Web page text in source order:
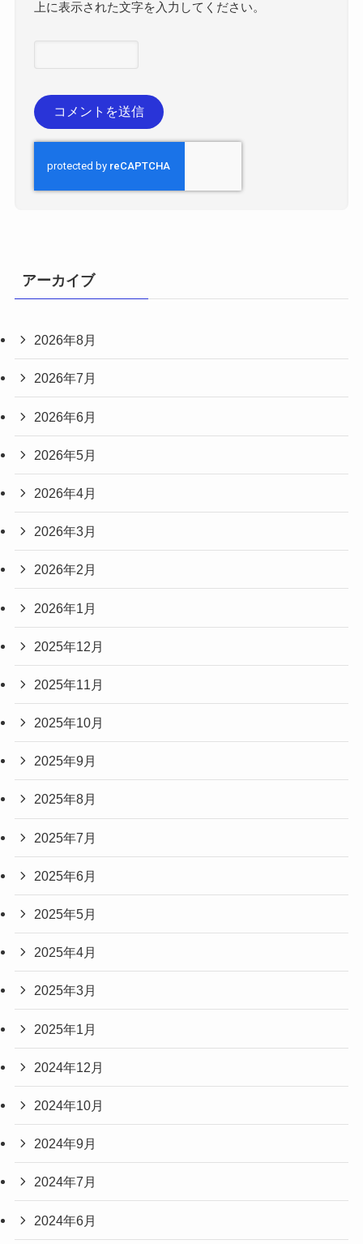
上に表示された文字を入力してください。
アーカイブ
2026年8月
2026年7月
2026年6月
2026年5月
2026年4月
2026年3月
2026年2月
2026年1月
2025年12月
2025年11月
2025年10月
2025年9月
2025年8月
2025年7月
2025年6月
2025年5月
2025年4月
2025年3月
2025年1月
2024年12月
2024年10月
2024年9月
2024年7月
2024年6月